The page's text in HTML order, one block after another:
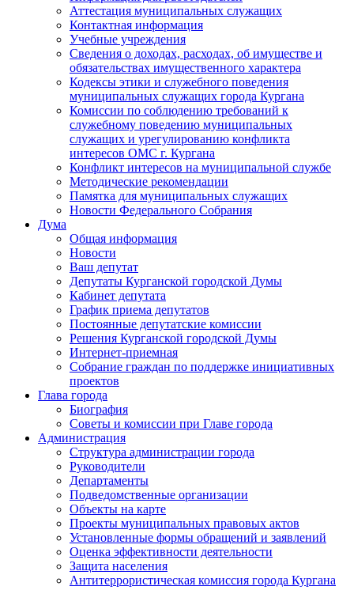
Аттестация муниципальных служащих
Контактная информация
Учебные учреждения
Сведения о доходах, расходах, об имуществе и
обязательствах имущественного характера
Кодексы этики и служебного поведения
муниципальных служащих города Кургана
Комиссии по соблюдению требований к
служебному поведению муниципальных
служащих и урегулированию конфликта
интересов ОМС г. Кургана
Конфликт интересов на муниципальной службе
Методические рекомендации
Памятка для муниципальных служащих
Новости Федерального Cобрания
Дума
Общая информация
Новости
Ваш депутат
Депутаты Курганской городской Думы
Кабинет депутата
График приема депутатов
Постоянные депутатские комиссии
Решения Курганской городской Думы
Интернет-приемная
Собрание граждан по поддержке инициативных
проектов
Глава города
Биография
Советы и комиссии при Главе города
Администрация
Структура администрации города
Руководители
Департаменты
Подведомственные организации
Объекты на карте
Проекты муниципальных правовых актов
Установленные формы обращений и заявлений
Оценка эффективности деятельности
Защита населения
Антитеррористическая комиссия города Кургана